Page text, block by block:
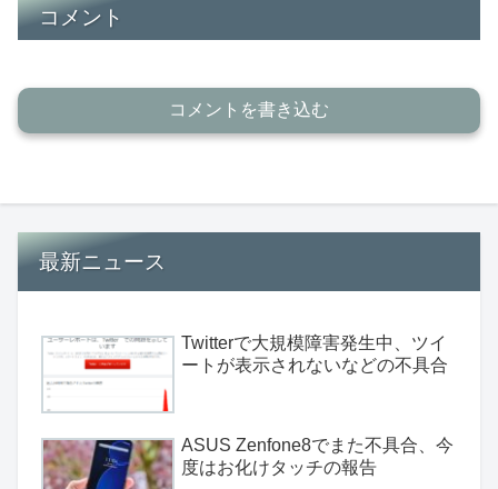
コメント
コメントを書き込む
最新ニュース
Twitterで大規模障害発生中、ツイ
ートが表示されないなどの不具合
ASUS Zenfone8でまた不具合、今
度はお化けタッチの報告